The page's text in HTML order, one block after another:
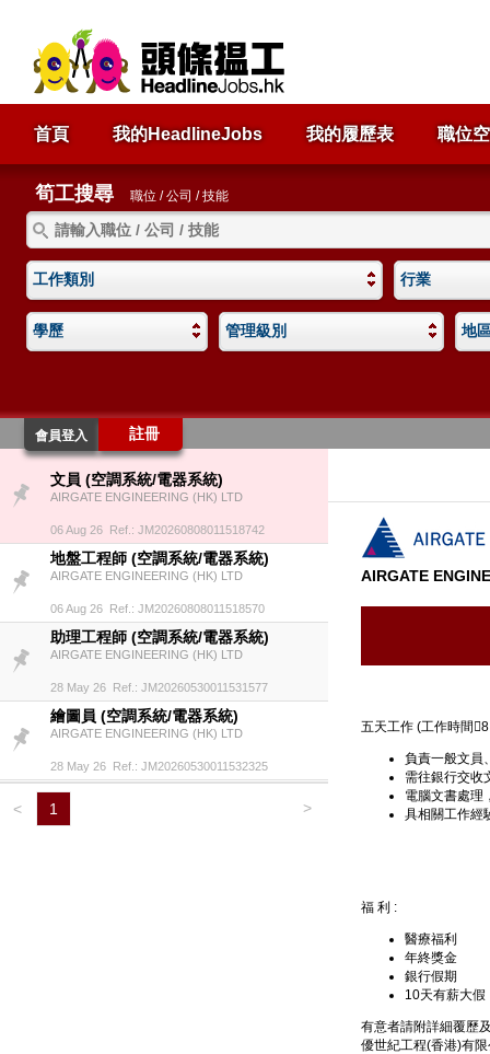
首頁 我的HeadlineJobs 我的履歷表 職位
筍工搜尋 職位 / 公司 / 技能
工作類別 行業
學歷 管理級別 地
會員登入 註冊
文員 (空調系統/電器系統)
AIRGATE ENGINEERING (HK) LTD
06 Aug 26 Ref.: JM20260808011518742
地盤工程師 (空調系統/電器系統)
AIRGATE ENGINEERING (HK) LTD
06 Aug 26 Ref.: JM20260808011518570
助理工程師 (空調系統/電器系統)
AIRGATE ENGINEERING (HK) LTD
28 May 26 Ref.: JM20260530011531577
繪圖員 (空調系統/電器系統)
AIRGATE ENGINEERING (HK) LTD
28 May 26 Ref.: JM20260530011532325
< 1 >
AIRGATE
五天工作 (工作時間
負責一般文員
需往銀行交收
電腦文書處理
具相關工作經
福 利 :
醫療福利
年終獎金
銀行假期
10天有薪大假
有意者請附詳細覆歷
優世紀工程(香港)有